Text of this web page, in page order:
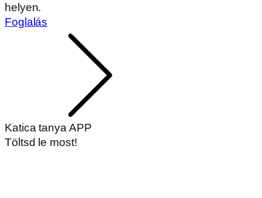
helyen.
Foglalás
Katica tanya APP
Töltsd le most!